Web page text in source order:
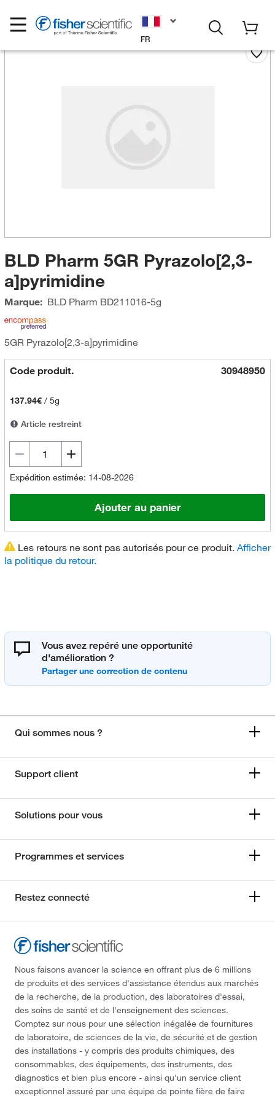
FR
BLD Pharm 5GR Pyrazolo[2,3-
a]pyrimidine
Marque: BLD Pharm BD211016-5g
5GR Pyrazolo[2,3-a]pyrimidine
Code produit. 30948950
137.94€/ 5g
Article restreint
Expédition estimée: 14-08-2026
Ajouter au panier
Les retours ne sont pas autorisés pour ce produit. Afficher
la politique du retour.
Vous avez repéré une opportunité
d'amélioration ?
Qui sommes nous ?
Support client
Solutions pour vous
Programmes et services
Restez connecté
Nous faisons avancer la science en offrant plus de 6 millions
de produits et des services d'assistance étendus aux marchés
de la recherche, de la production, des laboratoires d'essai,
des soins de santé et de l'enseignement des sciences.
Comptez sur nous pour une sélection inégalée de fournitures
de laboratoire, de sciences de la vie, de sécurité et de gestion
des installations - y compris des produits chimiques, des
consommables, des équipements, des instruments, des
diagnostics et bien plus encore - ainsi qu'un service client
exceptionnel assuré par une équipe de pointe fière de faire